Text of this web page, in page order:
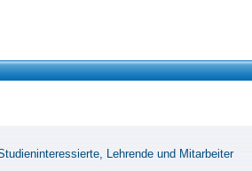
Lehrende und Mitarbeiter